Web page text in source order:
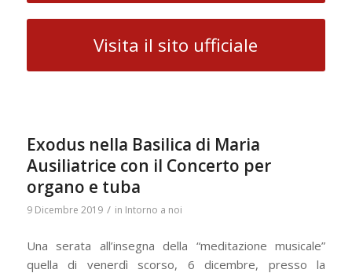
Visita il sito ufficiale
Exodus nella Basilica di Maria
Ausiliatrice con il Concerto per
organo e tuba
9 Dicembre 2019 / in Intorno a noi
Una serata all’insegna della “meditazione musicale”
quella di venerdì scorso, 6 dicembre, presso la